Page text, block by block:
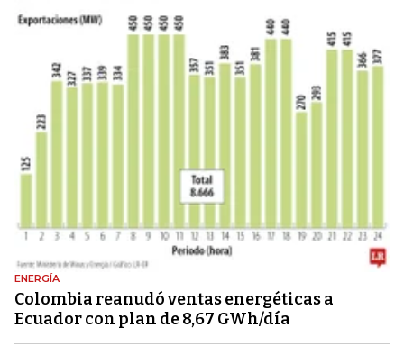
ENERGÍA
Colombia reanudó ventas energéticas a
Ecuador con plan de 8,67 GWh/día